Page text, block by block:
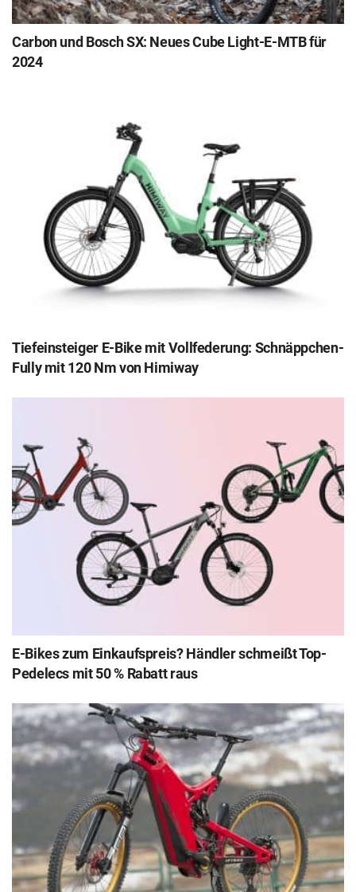
Carbon und Bosch SX: Neues Cube Light-E-MTB für
2024
Tiefeinsteiger E-Bike mit Vollfederung: Schnäppchen-
Fully mit 120 Nm von Himiway
E-Bikes zum Einkaufspreis? Händler schmeißt Top-
Pedelecs mit 50 % Rabatt raus